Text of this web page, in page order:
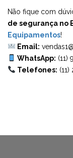
Não fique com
de segurança no
Equipamentos!
Email:
WhatsApp: (11)
Telefones: